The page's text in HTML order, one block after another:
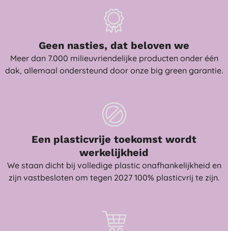
Geen nasties, dat beloven we
Meer dan 7.000 milieuvriendelijke producten onder één
dak, allemaal ondersteund door onze big green garantie.
Een plasticvrije toekomst wordt
werkelijkheid
We staan dicht bij volledige plastic onafhankelijkheid en
zijn vastbesloten om tegen 2027 100% plasticvrij te zijn.